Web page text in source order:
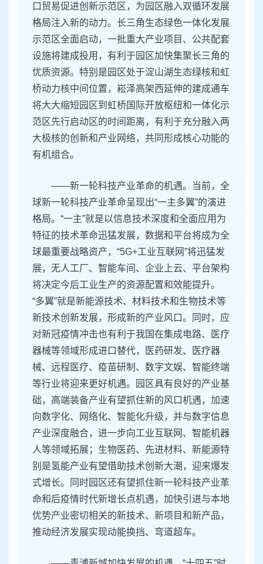
口贸易促进创新示范区，为园区融入双循环发展
格局注入新的动力。长三角生态绿色一体化发展
示范区全面启动，一批重大产业项目、公共配套
设施将建成投用，有利于园区加快集聚长三角的
优质资源。特别是园区处于淀山湖生态绿核和虹
桥动力核中间位置，崧泽高架西延伸的建成通车
将大大缩短园区到虹桥国际开放枢纽和一体化示
范区先行启动区的时间距离，有利于充分融入两
大极核的创新和产业网络，共同形成核心功能的
有机组合。
——新一轮科技产业革命的机遇。当前，全
球新一轮科技产业革命呈现出“一主多翼”的演进
格局。“一主”就是以信息技术深度和全面应用为
特征的技术革命迅猛发展，数据和平台将成为全
球最重要战略资产，“5G+工业互联网”将迅猛发
展，无人工厂、智能车间、企业上云、平台架构
将决定今后工业生产的资源配置和效能提升。
“多翼”就是新能源技术、材料技术和生物技术等
新技术创新发展，形成新的产业风口。同时，应
对新冠疫情冲击也有利于我国在集成电路、医疗
器械等领域形成进口替代，医药研发、医疗器
械、远程医疗、疫苗研制、数字文娱、智能终端
等行业将迎来更好机遇。园区具有良好的产业基
础，高端装备产业有望抓住新的风口机遇，加速
向数字化、网络化、智能化升级，并与数字信息
产业深度融合，进一步向工业互联网、智能机器
人等领域拓展；生物医药、先进材料、新能源特
别是氢能产业有望借助技术创新大潮，迎来爆发
式增长。同时园区还有望抓住新一轮科技产业革
命和后疫情时代新增长点机遇，加快引进与本地
优势产业密切相关的新技术、新项目和新产品，
推动经济发展实现动能换挡、弯道超车。